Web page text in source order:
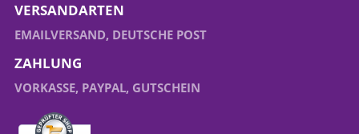
VERSANDARTEN
EMAILVERSAND, DEUTSCHE POST
ZAHLUNG
VORKASSE, PAYPAL, GUTSCHEIN